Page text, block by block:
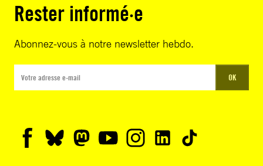
Rester informé·e
Abonnez-vous à notre newsletter hebdo.
OK